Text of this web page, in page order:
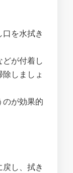
を水拭き
が付着し
しましょ
のが効果的
し、拭き